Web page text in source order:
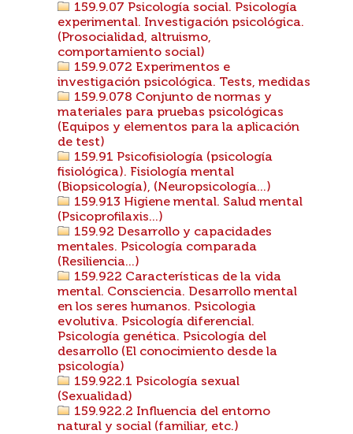
159.9.07 Psicología social. Psicología
experimental. Investigación psicológica.
(Prosocialidad, altruismo,
comportamiento social)
159.9.072 Experimentos e
investigación psicológica. Tests, medidas
159.9.078 Conjunto de normas y
materiales para pruebas psicológicas
(Equipos y elementos para la aplicación
de test)
159.91 Psicofisiología (psicología
fisiológica). Fisiología mental
(Biopsicología), (Neuropsicología...)
159.913 Higiene mental. Salud mental
(Psicoprofilaxis...)
159.92 Desarrollo y capacidades
mentales. Psicología comparada
(Resiliencia...)
159.922 Características de la vida
mental. Consciencia. Desarrollo mental
en los seres humanos. Psicologia
evolutiva. Psicología diferencial.
Psicología genética. Psicología del
desarrollo (El conocimiento desde la
psicología)
159.922.1 Psicología sexual
(Sexualidad)
159.922.2 Influencia del entorno
natural y social (familiar, etc.)